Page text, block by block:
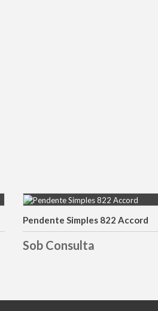
DETALHES
Pendente Simples 822 Accord
Sob Consulta